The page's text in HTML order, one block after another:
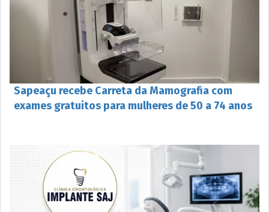
Sapeaçu recebe Carreta da Mamografia com
exames gratuitos para mulheres de 50 a 74 anos